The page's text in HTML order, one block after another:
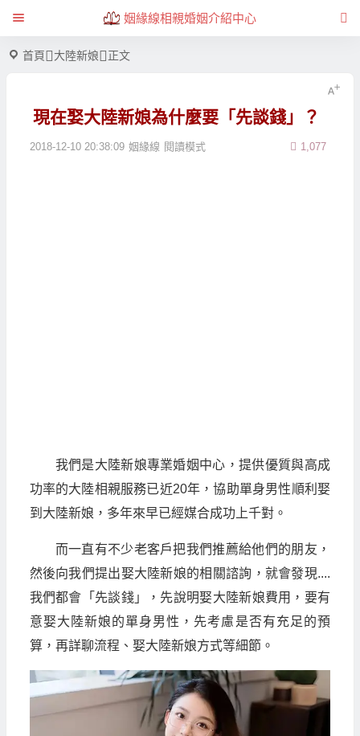
姻緣線相親婚姻介紹中心
首頁 大陸新娘 正文
現在娶大陸新娘為什麼要「先談錢」？
2018-12-10 20:38:09 姻緣線 1,077
閱讀模式
我們是大陸新娘專業婚姻中心，提供優質與高成
功率的大陸相親服務已近20年，協助單身男性順利娶
到大陸新娘，多年來早已經媒合成功上千對。
而一直有不少老客戶把我們推薦給他們的朋友，
然後向我們提出娶大陸新娘的相關諮詢，就會發現....
我們都會「先談錢」，先說明娶大陸新娘費用，要有
意娶大陸新娘的單身男性，先考慮是否有充足的預
算，再詳聊流程、娶大陸新娘方式等細節。